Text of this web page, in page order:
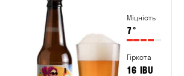
Міцність
7°
Гіркота
16 IBU